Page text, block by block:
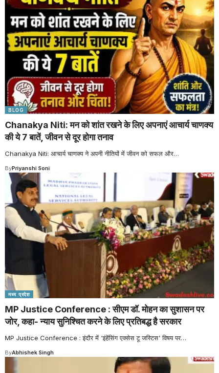
BLOG
Chanakya Niti: मन को शांत रखने के लिए अपनाएं आचार्य चाणक्य
की ये 7 बातें, जीवन से दूर होगा तनाव
Chanakya Niti: आचार्य चाणक्य ने अपनी नीतियों में जीवन को सफल और…
ByPriyanshi Soni
मध्य प्रदेश
MP Justice Conference : सीएम डॉ. मोहन का सुशासन पर
जोर, कहा- न्याय सुनिश्चित करने के लिए प्रतिबद्ध है सरकार
MP Justice Conference : इंदौर में 'इंहेंसिंग एक्सेस टू जस्टिस' विषय पर…
ByAbhishek Singh